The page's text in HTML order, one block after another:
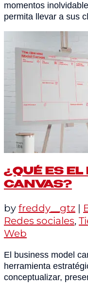
momentos
permita llevar a sus
¿QUÉ ES EL
CANVAS?
by freddy__gtz |
Redes sociales,
Web
El business model
herramienta
conceptualizar,